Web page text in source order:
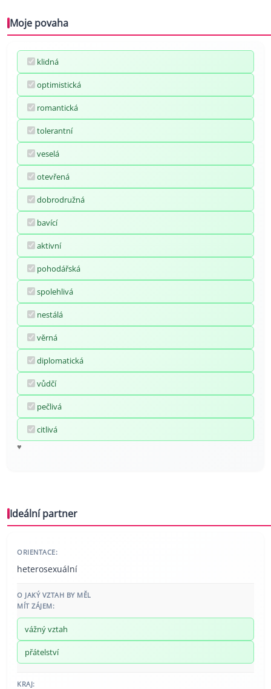
Moje povaha
klidná
optimistická
romantická
tolerantní
veselá
otevřená
dobrodružná
bavící
aktivní
pohodářská
spolehlivá
nestálá
věrná
diplomatická
vůdčí
pečlivá
citlivá
♥
Ideální partner
ORIENTACE:
heterosexuální
O JAKÝ VZTAH BY MĚL
MÍT ZÁJEM:
vážný vztah
přátelství
KRAJ: